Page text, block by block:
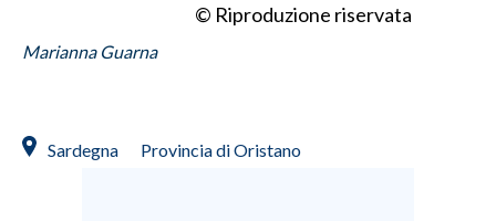
© Riproduzione riservata
Marianna Guarna
Sardegna Provincia di Oristano